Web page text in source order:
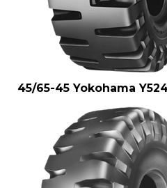
45/65-45 Yokohama